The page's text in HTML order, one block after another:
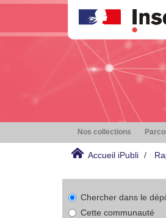
Nos collections
Accueil iPubli
Chercher dans le
Cette communauté